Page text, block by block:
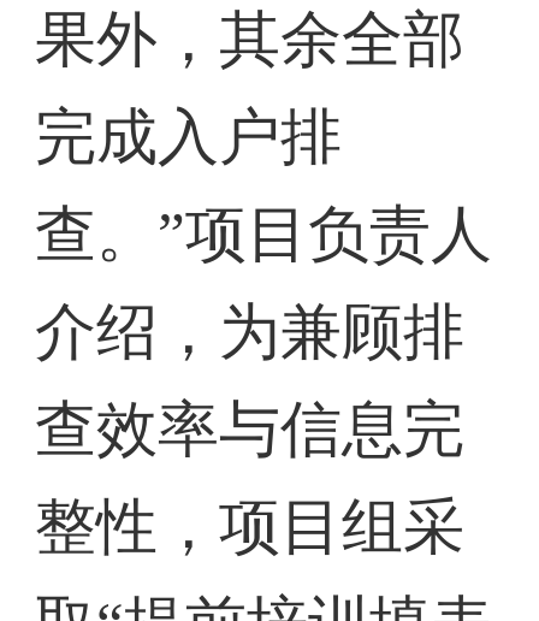
果外，其余全部
完成入户排
查。”项目负责人
介绍，为兼顾排
查效率与信息完
整性，项目组采